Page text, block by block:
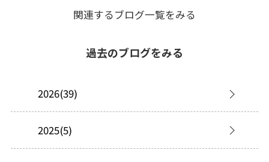
関連するブログ一覧をみる
過去のブログをみる
2026(39)
2025(5)